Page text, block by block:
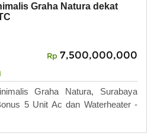
Graha Natura dekat
Rp 7,500,000,000
Graha Natura, Surabaya
5 Unit Ac dan Waterheater -